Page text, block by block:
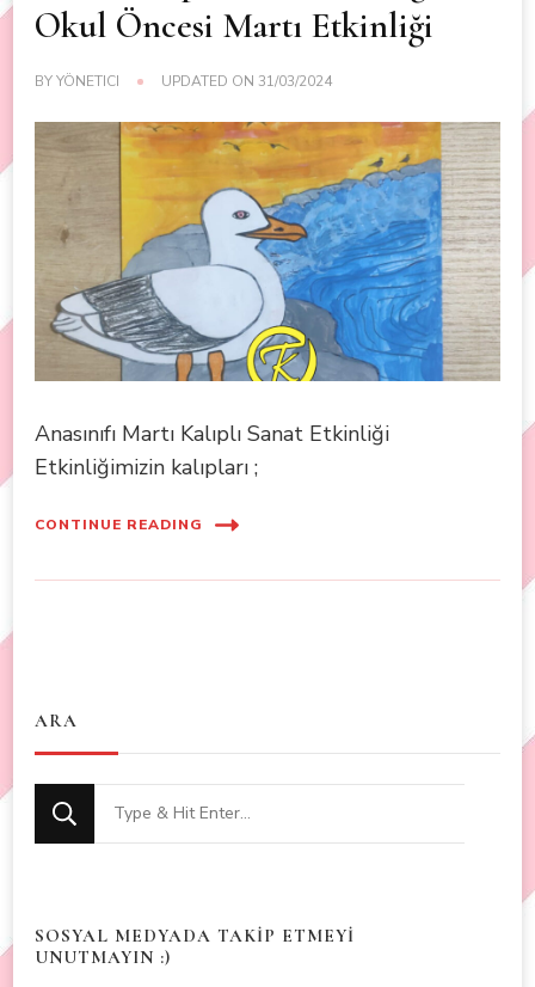
Okul Öncesi Martı Etkinliği
BYYÖNETICI UPDATED ON 31/03/2024
Anasınıfı Martı Kalıplı Sanat Etkinliği
Etkinliğimizin kalıpları ;
CONTINUE READING
ARA
Looking
for
SOSYAL MEDYADA TAKİP ETMEYİ
UNUTMAYIN :)